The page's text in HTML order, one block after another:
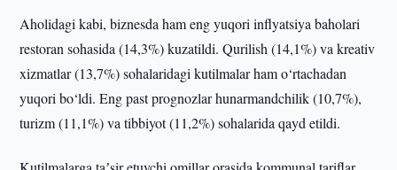
Aholidagi kabi, biznesda ham eng yuqori inflyatsiya baholari
restoran sohasida (14,3%) kuzatildi. Qurilish (14,1%) va kreativ
xizmatlar (13,7%) sohalaridagi kutilmalar ham o‘rtachadan
yuqori bo‘ldi. Eng past prognozlar hunarmandchilik (10,7%),
turizm (11,1%) va tibbiyot (11,2%) sohalarida qayd etildi.